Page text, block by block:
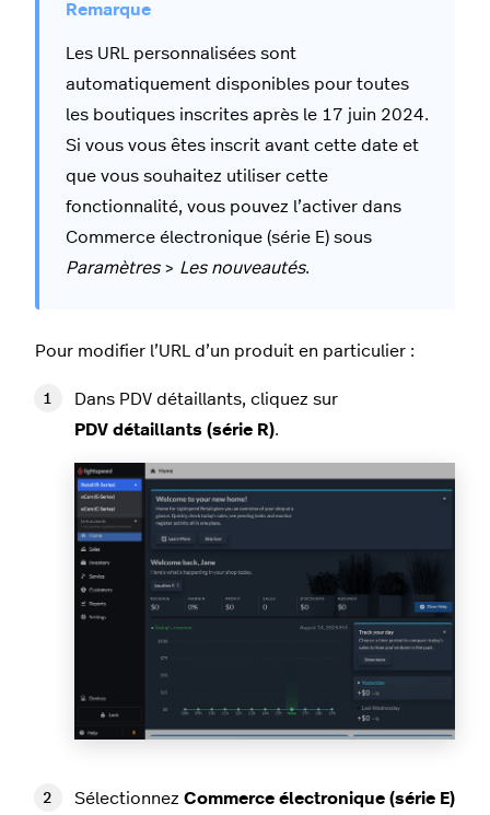
Les URL personnalisées sont
automatiquement disponibles pour toutes
les boutiques inscrites après le 17 juin 2024.
Si vous vous êtes inscrit avant cette date et
que vous souhaitez utiliser cette
fonctionnalité, vous pouvez l’activer dans
Commerce électronique (série E) sous
Paramètres> Les nouveautés.
Pour modifier l’URL d’un produit en particulier :
Dans PDV détaillants, cliquez sur
PDV détaillants (série R).
Sélectionnez Commerce électronique (série E)